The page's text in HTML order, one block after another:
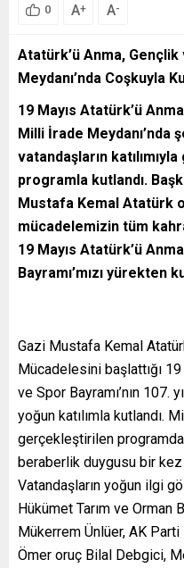
0 A+ A-
Atatürk’ü Anma,
Meydanı’nda Coşkuyla
19 Mayıs Atatürk’ü
Milli İrade Meydanı’nda
vatandaşların
programla kutlandı.
Mustafa Kemal Atatürk
mücadelemizin tüm
19 Mayıs Atatürk’ü
Bayramı’mızı yürekten
Gazi Mustafa Kemal
Mücadelesini başlattığı
ve Spor Bayramı’nın 107.
yoğun katılımla kutlandı.
gerçekleştirilen
beraberlik duygusu bir
Vatandaşların yoğun ilgi
Hükümet Tarım ve Orman
Mükerrem Ünlüer, AK
Ömer oruç Bilal Debgici,